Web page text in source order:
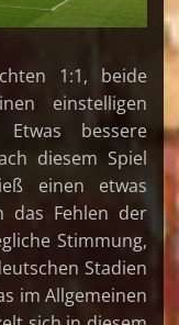
1:1, beide
einstelligen
bessere
diesem Spiel
einen etwas
das Fehlen der
Stimmung,
Stadien
im Allgemeinen